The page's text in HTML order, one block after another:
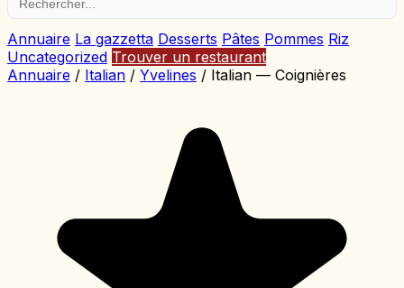
Annuaire La gazzetta Desserts Pâtes Pommes Riz
Uncategorized Trouver un restaurant
Annuaire / Italian / Yvelines / Italian — Coignières